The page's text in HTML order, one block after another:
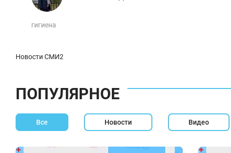
гигиена
Новости СМИ2
ПОПУЛЯРНОЕ
Все Новости Видео